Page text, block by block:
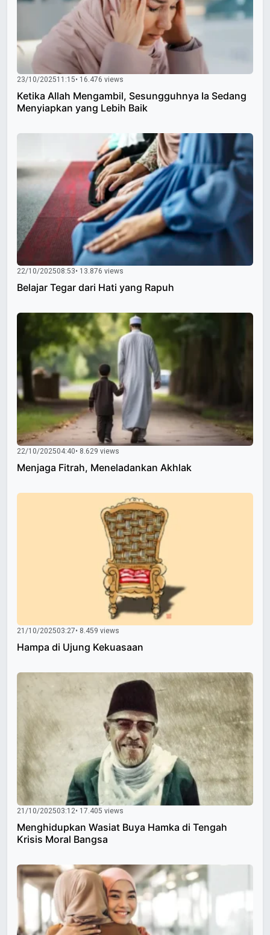
23/10/202511:15• 16.476 views
Ketika Allah Mengambil, Sesungguhnya Ia Sedang
Menyiapkan yang Lebih Baik
22/10/202508:53• 13.876 views
Belajar Tegar dari Hati yang Rapuh
22/10/202504:40• 8.629 views
Menjaga Fitrah, Meneladankan Akhlak
21/10/202503:27• 8.459 views
Hampa di Ujung Kekuasaan
21/10/202503:12• 17.405 views
Menghidupkan Wasiat Buya Hamka di Tengah
Krisis Moral Bangsa